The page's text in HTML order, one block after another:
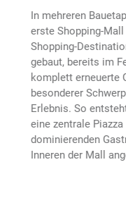
In mehreren
erste Shopping-
Shopping-
gebaut, bereits im
komplett erneuerte
besonderer
Erlebnis. So
eine zentrale
dominierenden
Inneren der Mall